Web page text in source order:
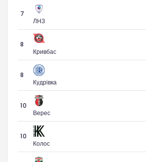
7
ЛНЗ
8
Кривбас
8
Кудрівка
10
Верес
10
Колос